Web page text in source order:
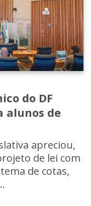
do DF
alunos de
apreciou,
de lei com
de cotas,